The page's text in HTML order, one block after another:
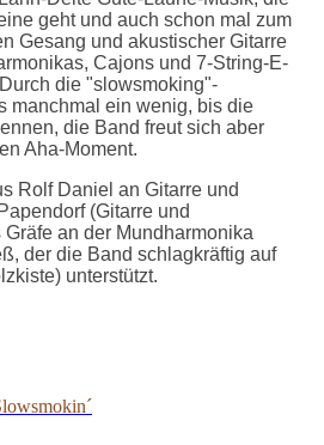
geht und auch schon mal zum
Gesang und akustischer Gitarre
Cajons und 7-String-E-
die "slowsmoking"-
manchmal ein wenig, bis die
die Band freut sich aber
Aha-Moment.
Rolf Daniel an Gitarre und
(Gitarre und
an der Mundharmonika
der die Band schlagkräftig auf
unterstützt.